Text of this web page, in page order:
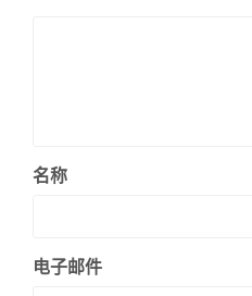
名称
电子邮件